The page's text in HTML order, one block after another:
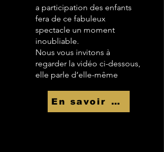
a participation des enfants
fera de ce fabuleux
spectacle un moment
inoubliable.
Nous vous invitons à
regarder la vidéo ci-dessous,
elle parle d’elle-même
En savoir Plus